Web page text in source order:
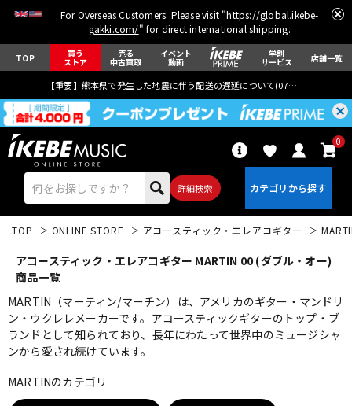
For Overseas Customers: Please visit "https://global.ikebe-
gakki.com/" for direct international shipping.
TOP 買う
ストア
売る
中古買取
イベント
動画
学割
サービス 店舗一覧
【重要】熊本県で発生した地震に伴う配送の遅延について(07月29日
詳細検索
0
エレキギター アコギ/エレアコ
ベース
TOP ONLINE STORE アコースティック・エレアコギター
アコースティック・エレアコギター MARTIN 00 (ダブル・オー)
商品一覧
MARTIN（マーティン/マーチン）は、アメリカのギター・マンドリ
ン・ウクレレメーカーです。アコースティックギターのトップ・ブ
ランドとして知られており、長年にわたって世界中のミュージシャ
ンから愛され続けています。
MARTINのカテゴリ